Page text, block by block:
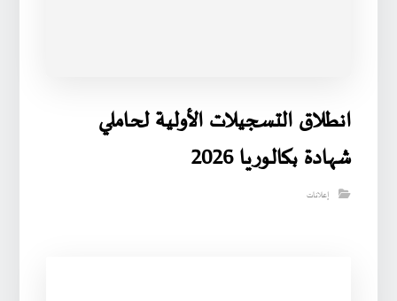
انطلاق التسجيلات الأولية لحاملي
شهادة بكالوريا 2026
إعلانات